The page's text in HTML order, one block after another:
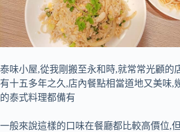
泰味小屋,從我剛搬至永和時,就常常光顧的
有十五多年之久,店內餐點相當道地又美味,
的泰式料理都備有
一般來說這樣的口味在餐廳都比較高價位,